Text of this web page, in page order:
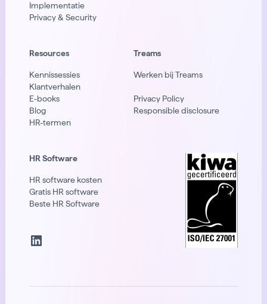
Implementatie
Privacy & Security
Resources
Kennissessies
Klantverhalen
E-books
Blog
HR-termen
Treams
Werken bij Treams
Privacy Policy
Responsible disclosure
HR Software
HR software kosten
Gratis HR software
Beste HR Software
LinkedIn